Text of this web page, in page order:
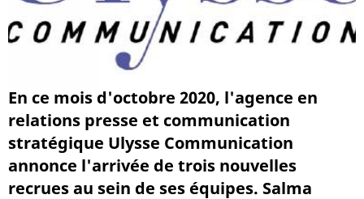
En ce mois d'octobre 2020, l'agence en
relations presse et communication
stratégique Ulysse Communication
annonce l'arrivée de trois nouvelles
recrues au sein de ses équipes. Salma